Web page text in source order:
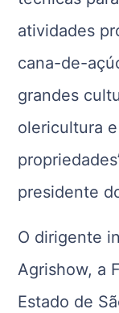
atividades
cana-de-
grandes
olericultura
presidente
O dirigente
Agrishow, a
Estado de